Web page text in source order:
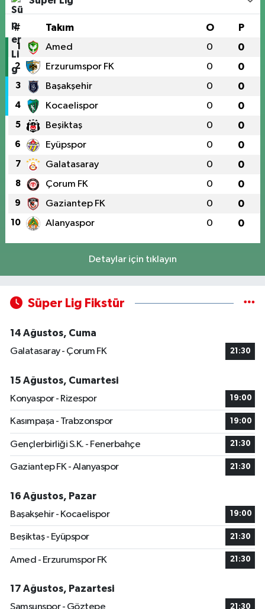
# Takım O P
1 Amed 0 0
2 Erzurumspor FK 0 0
3 Başakşehir 0 0
4 Kocaelispor 0 0
5 Beşiktaş 0 0
6 Eyüpspor 0 0
7 Galatasaray 0 0
8 Çorum FK 0 0
9 Gaziantep FK 0 0
10 Alanyaspor 0 0
Detaylar için tıklayın
Süper Lig Fikstür
14 Ağustos, Cuma
Galatasaray - Çorum FK
21:30
15 Ağustos, Cumartesi
Konyaspor - Rizespor
19:00
Kasımpaşa - Trabzonspor 19:00
Gençlerbirliği S.K. - Fenerbahçe 21:30
Gaziantep FK - Alanyaspor 21:30
16 Ağustos, Pazar
Başakşehir - Kocaelispor
19:00
Beşiktaş - Eyüpspor 21:30
Amed - Erzurumspor FK 21:30
17 Ağustos, Pazartesi
21:30